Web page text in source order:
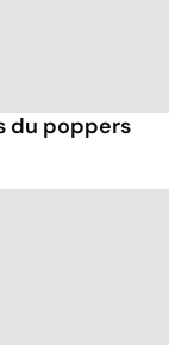
du poppers